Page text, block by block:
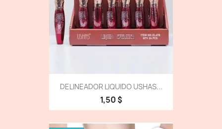
DELINEADOR LIQUIDO USHAS...
1,50 $